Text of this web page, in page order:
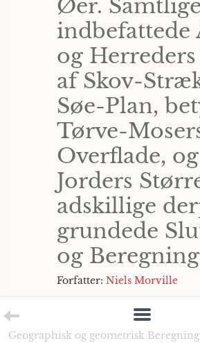
Øer.
indbefattede
og
af Skov-
Søe-Plan,
Tørve-
Overflade,
Jorders
adskillige
grundede
og
Forfatter: Niels Morville
Geographisk og geometrisk